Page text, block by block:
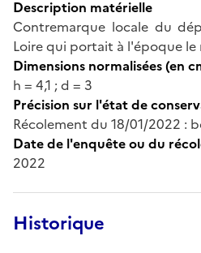
Description matérielle
Contremarque locale du
Loire qui portait à l'époque le
Dimensions normalisées (en
h = 4,1 ; d = 3
Précision sur l'état de
Récolement du 18/01/2022 :
Date de l'enquête ou du
2022
Historique